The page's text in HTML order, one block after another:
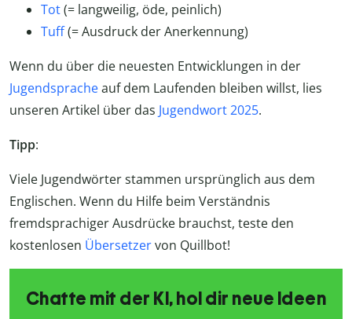
Tot(= langweilig, öde, peinlich)
Tuff(= Ausdruck der Anerkennung)
Wenn du über die neuesten Entwicklungen in der
Jugendspracheauf dem Laufenden bleiben willst, lies
unseren Artikel über das Jugendwort 2025.
Tipp:
Viele Jugendwörter stammen ursprünglich aus dem
Englischen. Wenn du Hilfe beim Verständnis
fremdsprachiger Ausdrücke brauchst, teste den
kostenlosen Übersetzervon Quillbot!
Chatte mit der KI, hol dir neue Ideen